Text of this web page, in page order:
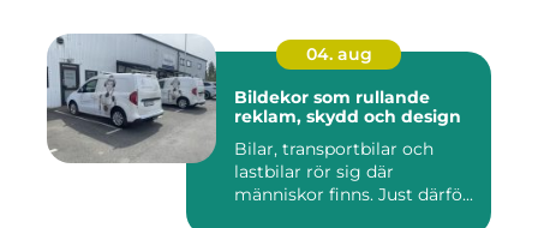
04. aug
Bildekor som rullande
reklam, skydd och design
Bilar, transportbilar och
lastbilar rör sig där
människor finns. Just därfö...